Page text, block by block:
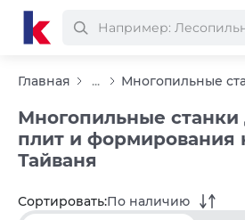
Главная ...
Многопильные станки
плит и формирования
Тайваня
Сортировать:По наличию